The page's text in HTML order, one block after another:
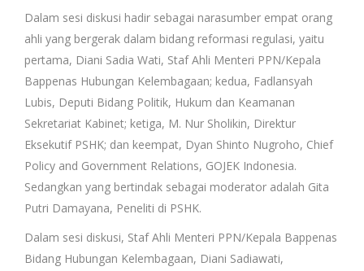
Dalam sesi diskusi hadir sebagai narasumber empat orang
ahli yang bergerak dalam bidang reformasi regulasi, yaitu
pertama, Diani Sadia Wati, Staf Ahli Menteri PPN/Kepala
Bappenas Hubungan Kelembagaan; kedua, Fadlansyah
Lubis, Deputi Bidang Politik, Hukum dan Keamanan
Sekretariat Kabinet; ketiga, M. Nur Sholikin, Direktur
Eksekutif PSHK; dan keempat, Dyan Shinto Nugroho, Chief
Policy and Government Relations, GOJEK Indonesia.
Sedangkan yang bertindak sebagai moderator adalah Gita
Putri Damayana, Peneliti di PSHK.
Dalam sesi diskusi, Staf Ahli Menteri PPN/Kepala Bappenas
Bidang Hubungan Kelembagaan, Diani Sadiawati,